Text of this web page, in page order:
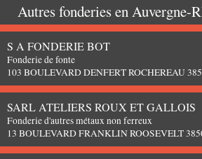
Autres fonderies enAuvergne-
S A FONDERIE BOT
Fonderie de fonte
103 BOULEVARD DENFERT ROCHEREAU
SARL ATELIERS ROUX ET GALLOIS
Fonderie d'autres métaux non ferreux
13 BOULEVARD FRANKLIN ROOSEVELT